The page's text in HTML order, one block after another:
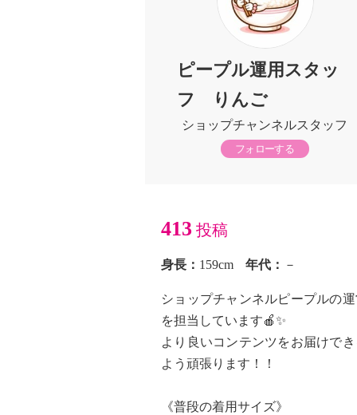
ピープル運用スタッ
フ りんご
ショップチャンネルスタッフ
フォローする
413 投稿
身長： 159cm 年代： －
ショップチャンネルピープルの
を担当しています🍎✨
より良いコンテンツをお届けで
よう頑張ります！！
《普段の着用サイズ》